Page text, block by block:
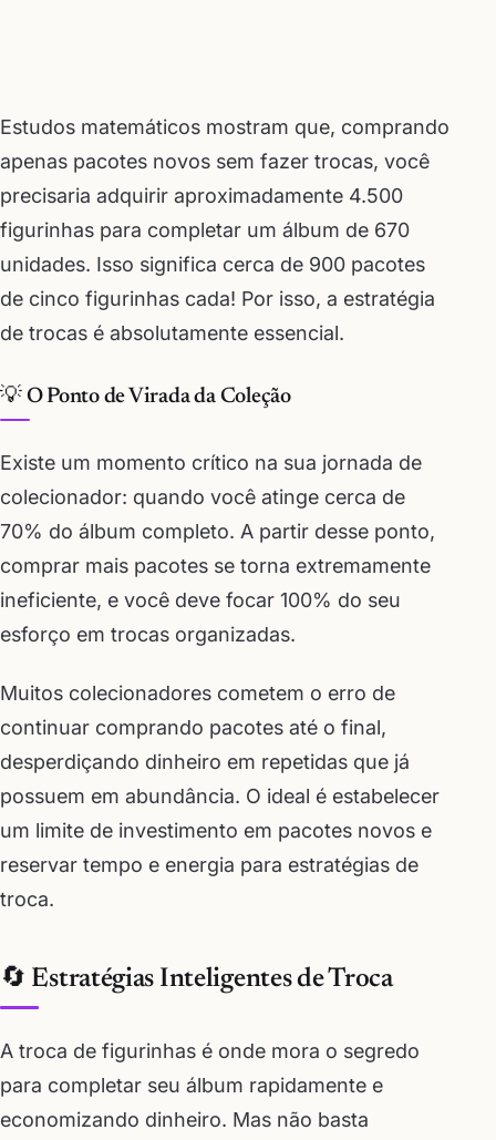
Estudos matemáticos mostram que, comprando
apenas pacotes novos sem fazer trocas, você
precisaria adquirir aproximadamente 4.500
figurinhas para completar um álbum de 670
unidades. Isso significa cerca de 900 pacotes
de cinco figurinhas cada! Por isso, a estratégia
de trocas é absolutamente essencial.
💡 O Ponto de Virada da Coleção
Existe um momento crítico na sua jornada de
colecionador: quando você atinge cerca de
70% do álbum completo. A partir desse ponto,
comprar mais pacotes se torna extremamente
ineficiente, e você deve focar 100% do seu
esforço em trocas organizadas.
Muitos colecionadores cometem o erro de
continuar comprando pacotes até o final,
desperdiçando dinheiro em repetidas que já
possuem em abundância. O ideal é estabelecer
um limite de investimento em pacotes novos e
reservar tempo e energia para estratégias de
troca.
🔄 Estratégias Inteligentes de Troca
A troca de figurinhas é onde mora o segredo
para completar seu álbum rapidamente e
economizando dinheiro. Mas não basta